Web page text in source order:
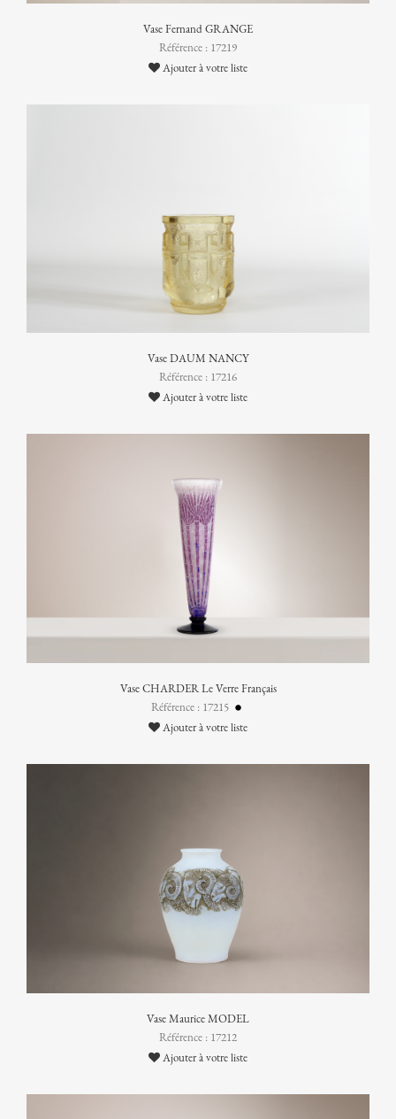
Vase Fernand GRANGE
Référence : 17219
Ajouter à votre liste
Vase DAUM NANCY
Référence : 17216
Ajouter à votre liste
Vase CHARDER Le Verre Français
Référence : 17215
Ajouter à votre liste
Vase Maurice MODEL
Référence : 17212
Ajouter à votre liste